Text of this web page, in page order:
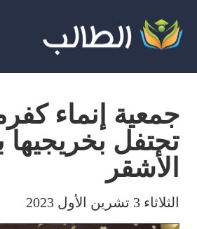
جمعية إنماء
تحتفل بخريجيها
الأشقر
الثلاثاء 3 تشرين الأول 2023